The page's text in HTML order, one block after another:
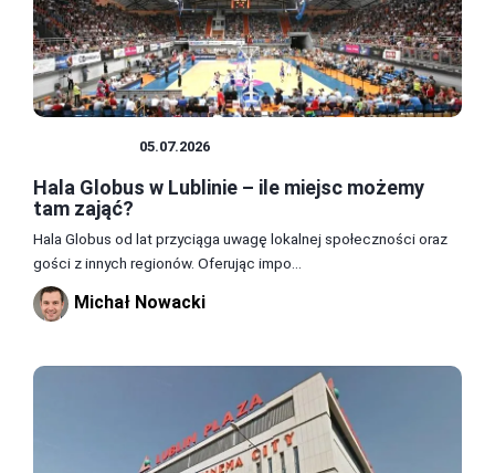
05.07.2026
Hala Globus w Lublinie – ile miejsc możemy
tam zająć?
Hala Globus od lat przyciąga uwagę lokalnej społeczności oraz
gości z innych regionów. Oferując impo...
Michał Nowacki